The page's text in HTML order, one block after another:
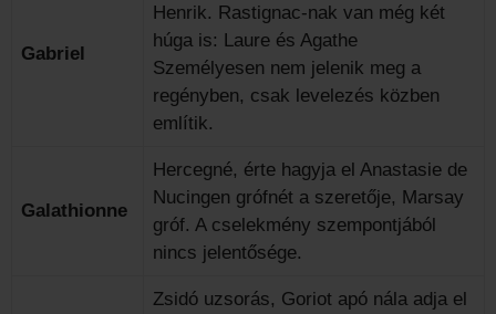
Gabriel
Henrik. Rastignac-nak van még két
húga is: Laure és Agathe
Személyesen nem jelenik meg a
regényben, csak levelezés közben
említik.
Galathionne
Hercegné, érte hagyja el Anastasie de
Nucingen grófnét a szeretője, Marsay
gróf. A cselekmény szempontjából
nincs jelentősége.
Zsidó uzsorás, Goriot apó nála adja el